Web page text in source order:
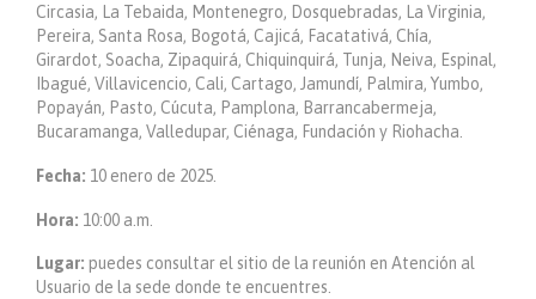
Circasia, La Tebaida, Montenegro, Dosquebradas, La Virginia,
Pereira, Santa Rosa, Bogotá, Cajicá, Facatativá, Chía,
Girardot, Soacha, Zipaquirá, Chiquinquirá, Tunja, Neiva, Espinal,
Ibagué, Villavicencio, Cali, Cartago, Jamundí, Palmira, Yumbo,
Popayán, Pasto, Cúcuta, Pamplona, Barrancabermeja,
Bucaramanga, Valledupar, Ciénaga, Fundación y Riohacha.
Fecha: 10 enero de 2025.
Hora: 10:00 a.m.
Lugar: puedes consultar el sitio de la reunión en Atención al
Usuario de la sede donde te encuentres.